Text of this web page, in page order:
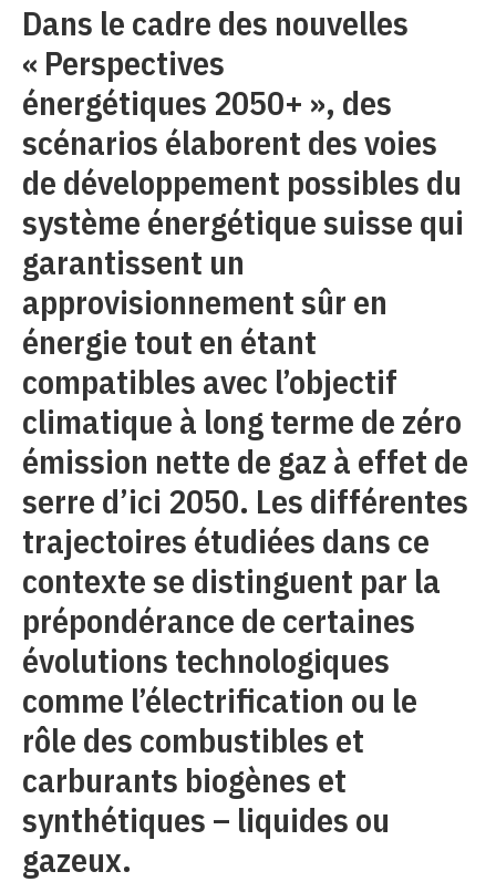
Dans le cadre des nouvelles
« Perspectives
énergétiques 2050+ », des
scénarios élaborent des voies
de développement possibles du
système énergétique suisse qui
garantissent un
approvisionnement sûr en
énergie tout en étant
compatibles avec l’objectif
climatique à long terme de zéro
émission nette de gaz à effet de
serre d’ici 2050. Les différentes
trajectoires étudiées dans ce
contexte se distinguent par la
prépondérance de certaines
évolutions technologiques
comme l’électrification ou le
rôle des combustibles et
carburants biogènes et
synthétiques – liquides ou
gazeux.